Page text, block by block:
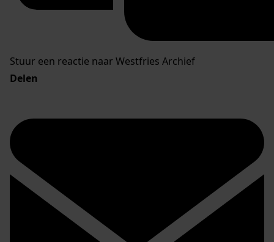
Stuur een reactie naar Westfries Archief
Delen